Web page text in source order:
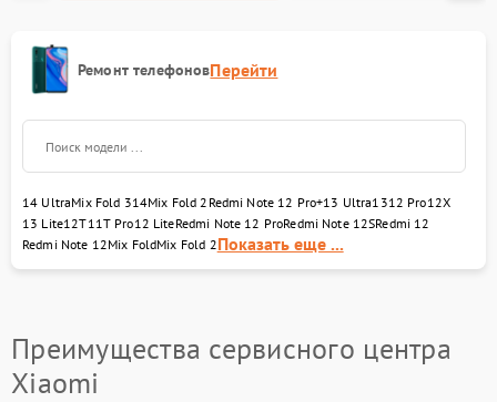
Ремонт телефоновПерейти
14 UltraMix Fold 314Mix Fold 2 Redmi Note 12 Pro+13 Ultra1312 Pro12X
13 Lite12T11T Pro12 LiteRedmi Note 12 ProRedmi Note 12SRedmi 12
Redmi Note 12Mix FoldMix Fold 2Показать еще ...
Преимущества сервисного центра
Xiaomi